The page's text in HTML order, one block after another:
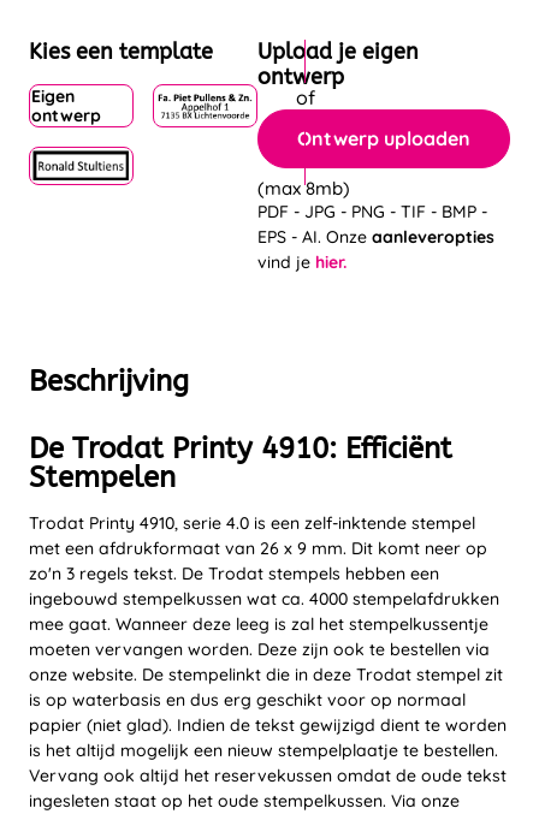
Beschrijving
De Trodat Printy 4910: Efficiënt
Stempelen
Trodat Printy 4910, serie 4.0 is een zelf-inktende stempel
met een afdrukformaat van 26 x 9 mm. Dit komt neer op
zo'n 3 regels tekst. De Trodat stempels hebben een
ingebouwd stempelkussen wat ca. 4000 stempelafdrukken
mee gaat. Wanneer deze leeg is zal het stempelkussentje
moeten vervangen worden. Deze zijn ook te bestellen via
onze website. De stempelinkt die in deze Trodat stempel zit
is op waterbasis en dus erg geschikt voor op normaal
papier (niet glad). Indien de tekst gewijzigd dient te worden
is het altijd mogelijk een nieuw stempelplaatje te bestellen.
Vervang ook altijd het reservekussen omdat de oude tekst
ingesleten staat op het oude stempelkussen. Via onze
Kies een template
Eigen
ontwerp
Upload je eigen
ontwerp
Ontwerp uploaden
(max 8mb)
PDF - JPG - PNG - TIF - BMP -
EPS - AI. Onze aanleveropties
vind je hier.